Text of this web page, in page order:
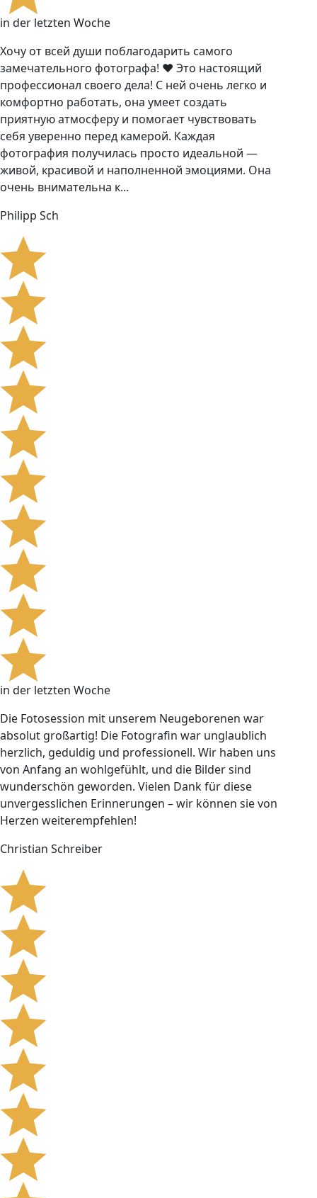
in der letzten Woche
Хочу от всей души поблагодарить самого
замечательного фотографа! ❤️ Это настоящий
профессионал своего дела! С ней очень легко и
комфортно работать, она умеет создать
приятную атмосферу и помогает чувствовать
себя уверенно перед камерой. Каждая
фотография получилась просто идеальной —
живой, красивой и наполненной эмоциями. Она
очень внимательна к...
Philipp Sch
in der letzten Woche
Die Fotosession mit unserem Neugeborenen war
absolut großartig! Die Fotografin war unglaublich
herzlich, geduldig und professionell. Wir haben uns
von Anfang an wohlgefühlt, und die Bilder sind
wunderschön geworden. Vielen Dank für diese
unvergesslichen Erinnerungen – wir können sie von
Herzen weiterempfehlen!
Christian Schreiber